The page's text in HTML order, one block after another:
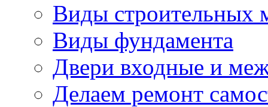
Виды строительных
Виды фундамента
Двери входные и
Делаем ремонт